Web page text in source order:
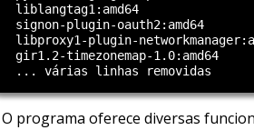
  liblangtag1:amd64
  signon-plugin-oauth2:amd64
libproxy1-plugin-
  gir1.2-timezonemap-1.0:amd64
O programa oferece diversas